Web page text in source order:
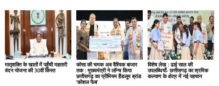
मातृशक्ति के खातों में पहुँची महतारी
वंदन योजना की 30वीं किस्त
कोसा की चमक अब वैश्विक बाजार
तक : मुख्यमंत्री ने लॉन्च किया
छत्तीसगढ़ का प्रीमियम हैंडलूम ब्रांड
‘कोशल फैब’
विशेष लेख : ढाई साल की
उपलब्धियाँ- छत्तीसगढ़ का श्रमिक
कल्याण के क्षेत्र में नई पहचान